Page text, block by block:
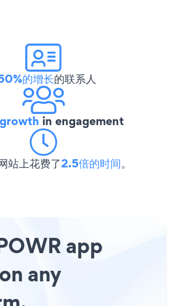
的增长的联系人
in engagement
站上花费了2.5倍的时间。
app
any